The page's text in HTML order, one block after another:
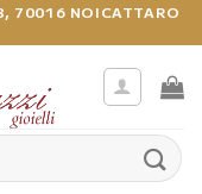
70016 NOICATTARO